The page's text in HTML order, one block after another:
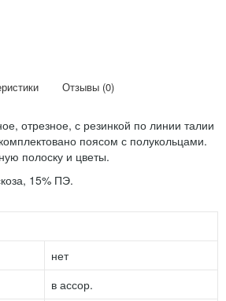
Отзывы (0)
отрезное, с резинкой по линии талии
поясом с полукольцами.
полоску и цветы.
15% ПЭ.
нет
в ассор.